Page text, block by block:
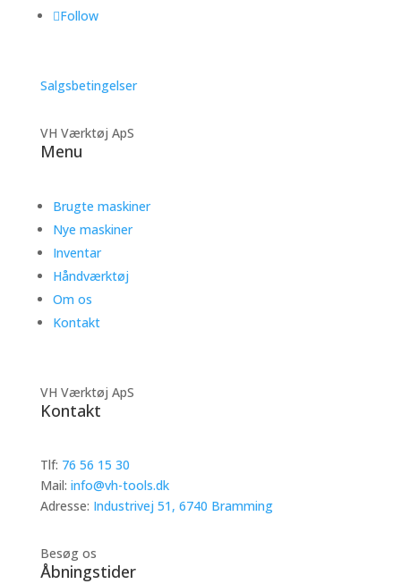
Follow
Salgsbetingelser
VH Værktøj ApS
Menu
Brugte maskiner
Nye maskiner
Inventar
Håndværktøj
Om os
Kontakt
VH Værktøj ApS
Kontakt
Tlf: 76 56 15 30
Mail: info@vh-tools.dk
Adresse: Industrivej 51, 6740 Bramming
Besøg os
Åbningstider